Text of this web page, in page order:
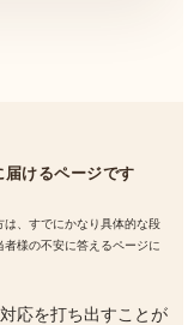
けるページです
は、すでにかなり具体的な段
様の不安に答えるページに
応を打ち出すことが